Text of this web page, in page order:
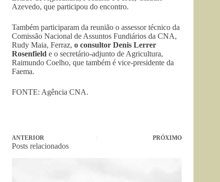
Azevedo, que participou do encontro.
Também participaram da reunião o assessor técnico da
Comissão Nacional de Assuntos Fundiários da CNA,
Rudy Maia, Ferraz, o consultor Denis Lerrer
Rosenfield e o secretário-adjunto de Agricultura,
Raimundo Coelho, que também é vice-presidente da
Faema.
FONTE: Agência CNA.
ANTERIOR PRÓXIMO
Posts relacionados